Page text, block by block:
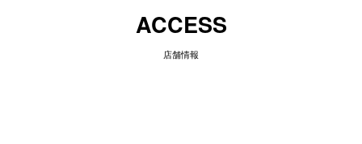
ACCESS
店舗情報